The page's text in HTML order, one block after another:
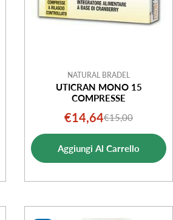
NATURAL BRADEL
UTICRAN MONO 15
COMPRESSE
Prezzo
di
vendita
€14,64Prezzo
normale
€15,00
Aggiungi Al Carrello